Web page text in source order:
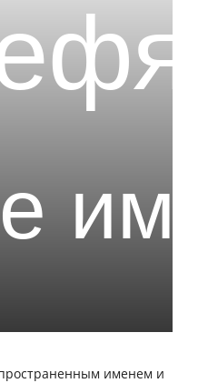
именем и